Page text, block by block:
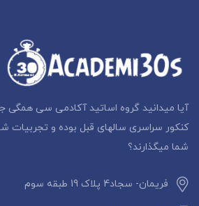
آیا میدانید گروه اساتید آکادمی سی همگی
کنکور سراسری سالهای قبل بوده و تجربیات
شما میگذارند؟
فریمان- سجاد4 پلاک 19 طبقه سوم